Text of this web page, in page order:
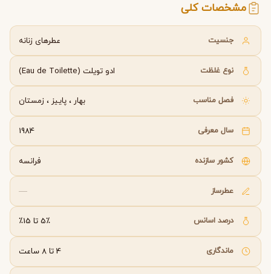
مشخصات کلی
جنسیت عطرهای زنانه
نوع غلظت ادو تویلت (Eau de Toilette)
فصل مناسب بهار ، پاییز ، زمستان
سال معرفی 1984
کشور سازنده فرانسه
عطرساز —
درصد اسانس 5٪ تا 15٪
ماندگاری 4 تا 8 ساعت